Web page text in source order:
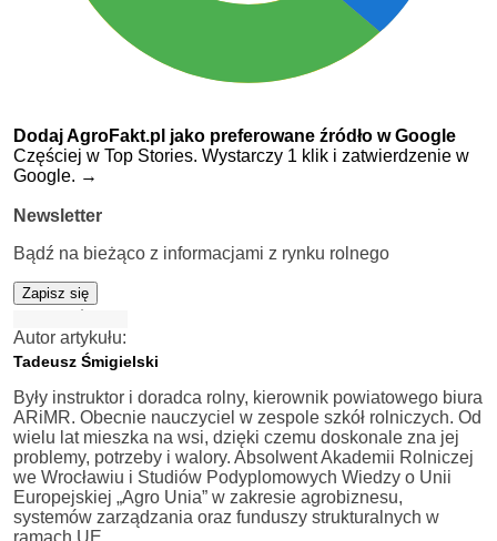
Dodaj AgroFakt.pl jako preferowane źródło w Google
Częściej w Top Stories. Wystarczy 1 klik i zatwierdzenie w
Google. →
Newsletter
Bądź na bieżąco z informacjami z rynku rolnego
Zapisz się
Autor artykułu:
Tadeusz Śmigielski
Były instruktor i doradca rolny, kierownik powiatowego biura
ARiMR. Obecnie nauczyciel w zespole szkół rolniczych. Od
wielu lat mieszka na wsi, dzięki czemu doskonale zna jej
problemy, potrzeby i walory. Absolwent Akademii Rolniczej
we Wrocławiu i Studiów Podyplomowych Wiedzy o Unii
Europejskiej „Agro Unia” w zakresie agrobiznesu,
systemów zarządzania oraz funduszy strukturalnych w
ramach UE.